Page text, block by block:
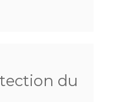
du